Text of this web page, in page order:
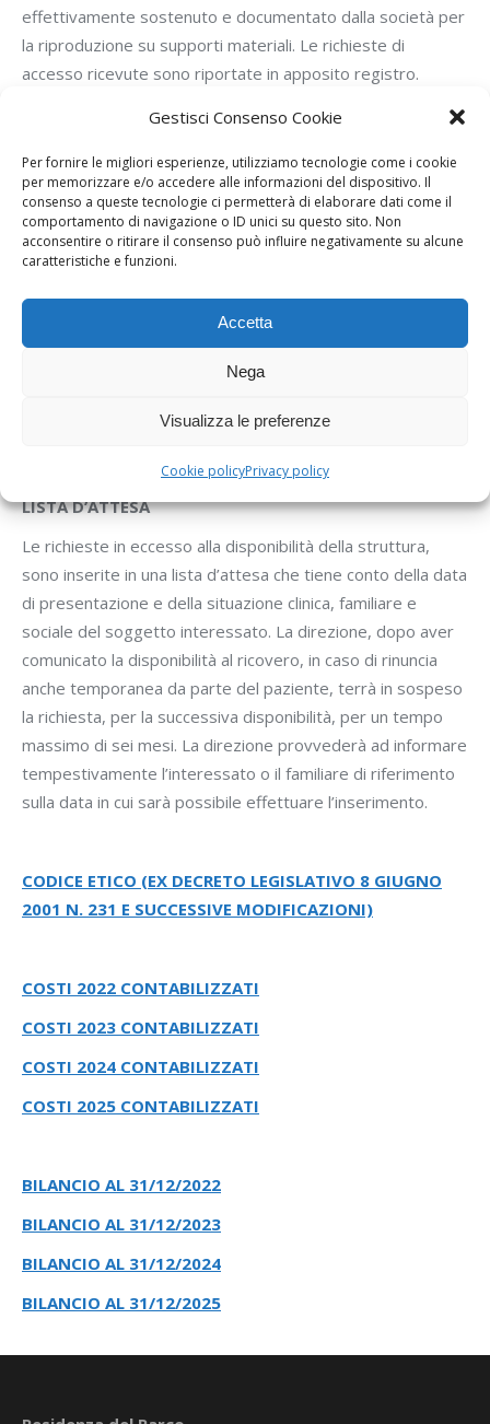
Gestisci Consenso Cookie
Per fornire le migliori esperienze, utilizziamo tecnologie come i cookie
per memorizzare e/o accedere alle informazioni del dispositivo. Il
consenso a queste tecnologie ci permetterà di elaborare dati come il
comportamento di navigazione o ID unici su questo sito. Non
acconsentire o ritirare il consenso può influire negativamente su alcune
caratteristiche e funzioni.
Accetta
Nega
Visualizza le preferenze
Cookie policyPrivacy policy
effettivamente sostenuto e documentato dalla società per
la riproduzione su supporti materiali. Le richieste di
accesso ricevute sono riportate in apposito registro.
RICHIESTA ACCESSO CIVICO GENERALIZZATO
RICHIESTA ACCESSO CIVICO SEMPLICE
REGISTRO DEGLI ACCESSI 2023
REGISTRO DEGLI ACCESSI 2024
REGISTRO DEGLI ACCESSI 2026
LISTA D’ATTESA
Le richieste in eccesso alla disponibilità della struttura,
sono inserite in una lista d’attesa che tiene conto della data
di presentazione e della situazione clinica, familiare e
sociale del soggetto interessato. La direzione, dopo aver
comunicato la disponibilità al ricovero, in caso di rinuncia
anche temporanea da parte del paziente, terrà in sospeso
la richiesta, per la successiva disponibilità, per un tempo
massimo di sei mesi. La direzione provvederà ad informare
tempestivamente l’interessato o il familiare di riferimento
sulla data in cui sarà possibile effettuare l’inserimento.
CODICE ETICO (EX DECRETO LEGISLATIVO 8 GIUGNO
2001 N. 231 E SUCCESSIVE MODIFICAZIONI)
COSTI 2022 CONTABILIZZATI
COSTI 2023 CONTABILIZZATI
COSTI 2024 CONTABILIZZATI
COSTI 2025 CONTABILIZZATI
BILANCIO AL 31/12/2022
BILANCIO AL 31/12/2023
BILANCIO AL 31/12/2024
BILANCIO AL 31/12/2025